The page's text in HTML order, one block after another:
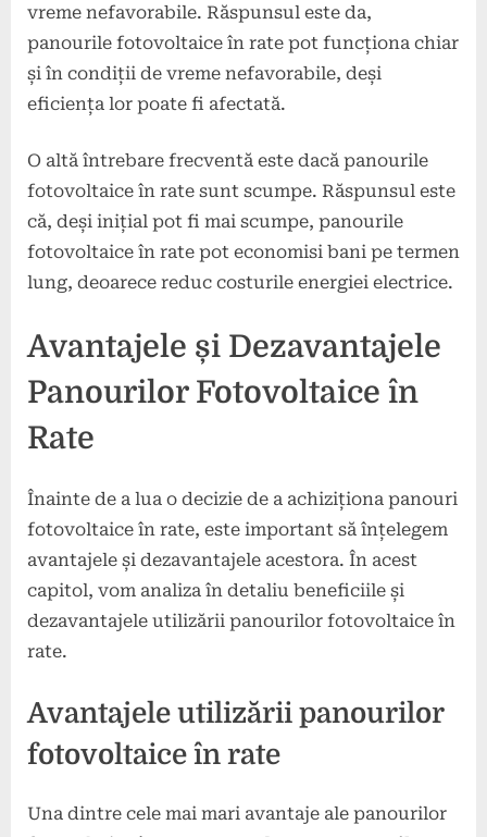
vreme nefavorabile. Răspunsul este da,
panourile fotovoltaice în rate pot funcționa chiar
și în condiții de vreme nefavorabile, deși
eficiența lor poate fi afectată.
O altă întrebare frecventă este dacă panourile
fotovoltaice în rate sunt scumpe. Răspunsul este
că, deși inițial pot fi mai scumpe, panourile
fotovoltaice în rate pot economisi bani pe termen
lung, deoarece reduc costurile energiei electrice.
Avantajele și Dezavantajele
Panourilor Fotovoltaice în
Rate
Înainte de a lua o decizie de a achiziționa panouri
fotovoltaice în rate, este important să înțelegem
avantajele și dezavantajele acestora. În acest
capitol, vom analiza în detaliu beneficiile și
dezavantajele utilizării panourilor fotovoltaice în
rate.
Avantajele utilizării panourilor
fotovoltaice în rate
Una dintre cele mai mari avantaje ale panourilor